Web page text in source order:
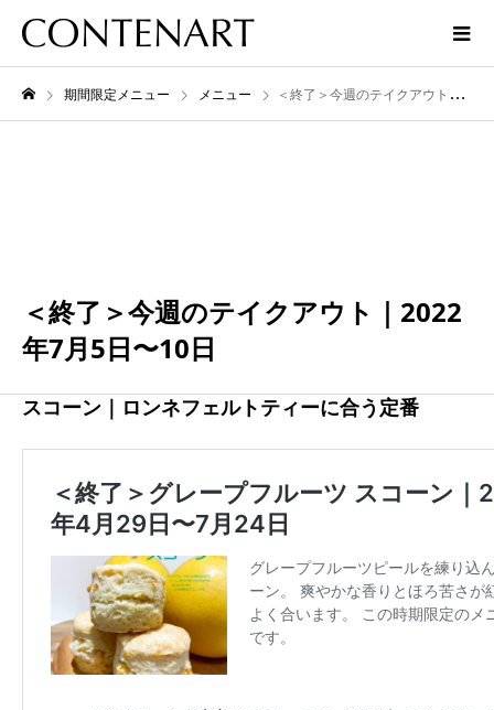
期間限定メニュー メニュー ＜終了＞今週のテイクアウト｜2022年7月5日〜10日
＜終了＞今週のテイクアウト｜2022
年7月5日〜10日
スコーン｜ロンネフェルトティーに合う定番